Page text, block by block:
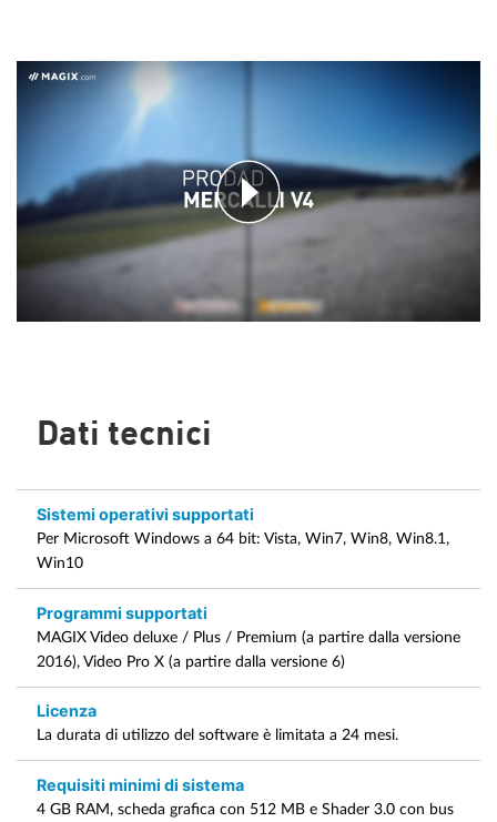
Dati tecnici
Sistemi operativi supportati
Per Microsoft Windows a 64 bit: Vista, Win7, Win8, Win8.1,
Win10
Programmi supportati
MAGIX Video deluxe / Plus / Premium (a partire dalla versione
2016), Video Pro X (a partire dalla versione 6)
Licenza
La durata di utilizzo del software è limitata a 24 mesi.
Requisiti minimi di sistema
4 GB RAM, scheda grafica con 512 MB e Shader 3.0 con bus